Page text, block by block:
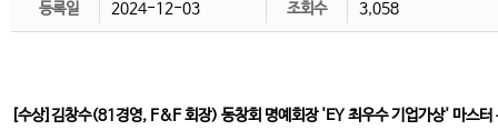
등록일 2024-12-03 조회수 3,058
[수상]김창수(81경영, F&F 회장) 동창회 명예회장 'EY 최우수 기업가상' 마스터